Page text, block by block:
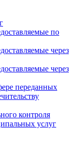
по
через
через
переданных
контроля
услуг